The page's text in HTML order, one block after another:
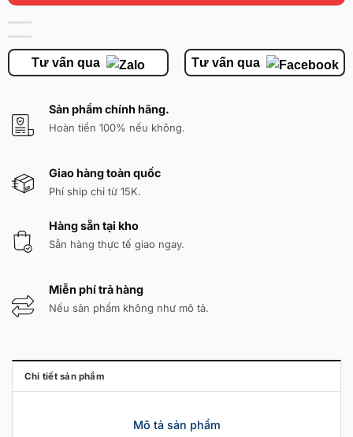
Tư vấn qua Tư vấn qua
Sản phẩm chính hãng.
Hoàn tiền 100% nếu không.
Giao hàng toàn quốc
Phí ship chỉ từ 15K.
Hàng sẵn tại kho
Sẵn hàng thực tế giao ngay.
Miễn phí trả hàng
Nếu sản phẩm không như mô tả.
Chi tiết sản phẩm
Mô tả sản phẩm